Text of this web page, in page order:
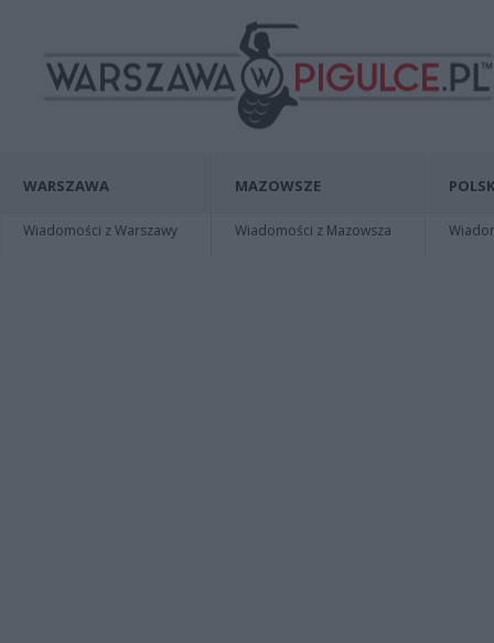
WARSZAWA
Wiadomości z Warszawy
MAZOWSZE
Wiadomości z Mazowsza